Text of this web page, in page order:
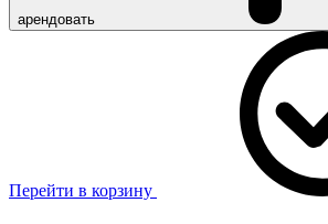
арендовать
Перейти в корзину